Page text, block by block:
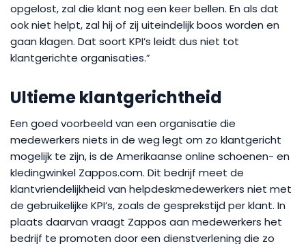
opgelost, zal die klant nog een keer bellen. En als dat
ook niet helpt, zal hij of zij uiteindelijk boos worden en
gaan klagen. Dat soort KPI’s leidt dus niet tot
klantgerichte organisaties.”
Ultieme klantgerichtheid
Een goed voorbeeld van een organisatie die
medewerkers niets in de weg legt om zo klantgericht
mogelijk te zijn, is de Amerikaanse online schoenen- en
kledingwinkel Zappos.com. Dit bedrijf meet de
klantvriendelijkheid van helpdeskmedewerkers niet met
de gebruikelijke KPI’s, zoals de gesprekstijd per klant. In
plaats daarvan vraagt Zappos aan medewerkers het
bedrijf te promoten door een dienstverlening die zo